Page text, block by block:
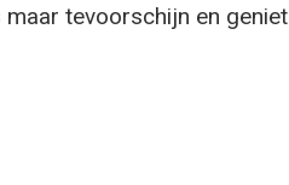
tevoorschijn en geniet